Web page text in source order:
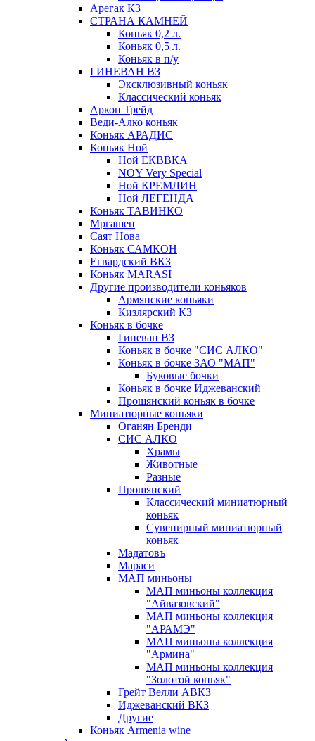
Арегак КЗ
СТРАНА КАМНЕЙ
Коньяк 0,2 л.
Коньяк 0,5 л.
Коньяк в п/у
ГИНЕВАН ВЗ
Эксклюзивный коньяк
Классический коньяк
Аркон Трейд
Веди-Алко коньяк
Коньяк АРАДИС
Коньяк Ной
Ной ЕКВВКА
NOY Very Special
Ной КРЕМЛИН
Ной ЛЕГЕНДА
Коньяк ТАВИНКО
Мргашен
Саят Нова
Коньяк САМКОН
Егвардский ВКЗ
Коньяк MARASI
Другие производители коньяков
Армянские коньяки
Кизлярский КЗ
Коньяк в бочке
Гиневан ВЗ
Коньяк в бочке "СИС АЛКО"
Коньяк в бочке ЗАО "МАП"
Буковые бочки
Коньяк в бочке Иджеванский
Прошянский коньяк в бочке
Миниатюрные коньяки
Оганян Бренди
СИС АЛКО
Храмы
Животные
Разные
Прошянский
Классический миниатюрный
коньяк
Сувенирный миниатюрный
коньяк
Мадатовъ
Мараси
МАП миньоны
МАП миньоны коллекция
"Айвазовский"
МАП миньоны коллекция
"АРАМЭ"
МАП миньоны коллекция
"Армина"
МАП миньоны коллекция
"Золотой коньяк"
Грейт Велли АВКЗ
Иджеванский ВКЗ
Другие
Коньяк Armenia wine